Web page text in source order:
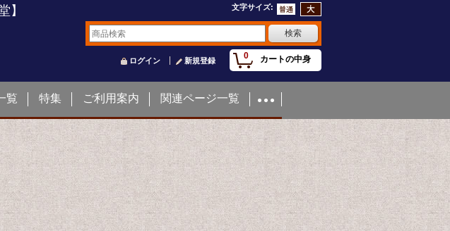
】 文字サイズ:
0 カートの中身
ログイン 新規登録
覧 特集 ご利用案内 関連ページ一覧